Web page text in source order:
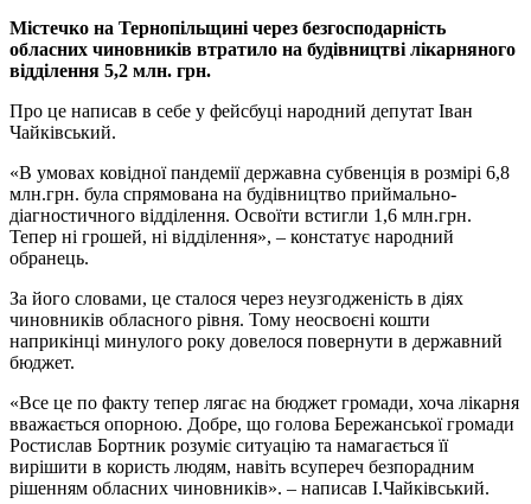
Містечко на Тернопільщині через безгосподарність
обласних чиновників втратило на будівництві лікарняного
відділення 5,2 млн. грн.
Про це написав в себе у фейсбуці народний депутат Іван
Чайківський.
«В умовах ковідної пандемії державна субвенція в розмірі 6,8
млн.грн. була спрямована на будівництво приймально-
діагностичного відділення. Освоїти встигли 1,6 млн.грн.
Тепер ні грошей, ні відділення», – констатує народний
обранець.
За його словами, це сталося через неузгодженість в діях
чиновників обласного рівня. Тому неосвоєні кошти
наприкінці минулого року довелося повернути в державний
бюджет.
«Все це по факту тепер лягає на бюджет громади, хоча лікарня
вважається опорною. Добре, що голова Бережанської громади
Ростислав Бортник розуміє ситуацію та намагається її
вирішити в користь людям, навіть всупереч безпорадним
рішенням обласних чиновників». – написав І.Чайківський.